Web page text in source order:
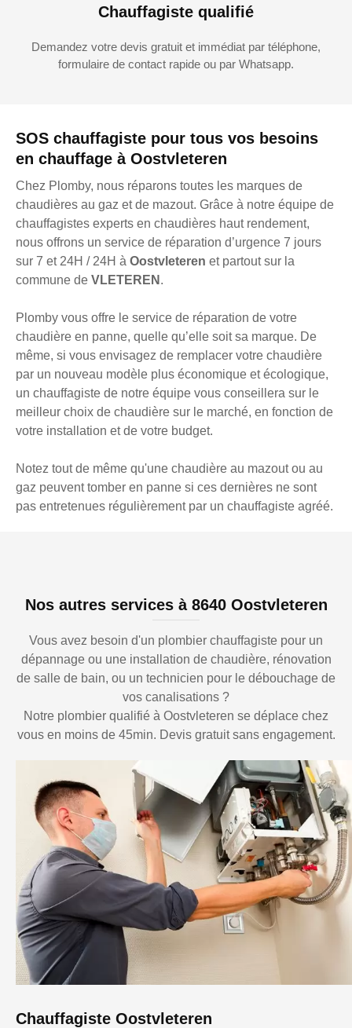
SOS chauffagiste pour tous vos besoins
en chauffage à Oostvleteren
Chez Plomby, nous réparons toutes les marques de
chaudières au gaz et de mazout. Grâce à notre équipe de
chauffagistes experts en chaudières haut rendement,
nous offrons un service de réparation d’urgence 7 jours
sur 7 et 24H / 24H à Oostvleteren et partout sur la
commune de VLETEREN .
Plomby vous offre le service de réparation de votre
chaudière en panne, quelle qu’elle soit sa marque. De
même, si vous envisagez de remplacer votre chaudière
par un nouveau modèle plus économique et écologique,
un chauffagiste de notre équipe vous conseillera sur le
meilleur choix de chaudière sur le marché, en fonction de
votre installation et de votre budget.
Notez tout de même qu'une chaudière au mazout ou au
gaz peuvent tomber en panne si ces dernières ne sont
pas entretenues régulièrement par un chauffagiste agréé.
Chauffagiste qualifié
Demandez votre devis gratuit et immédiat par téléphone,
formulaire de contact rapide ou par Whatsapp.
Nos autres services à 8640 Oostvleteren
Vous avez besoin d'un plombier chauffagiste pour un
dépannage ou une installation de chaudière, rénovation
de salle de bain, ou un technicien pour le débouchage de
vos canalisations ?
Notre plombier qualifié à Oostvleteren se déplace chez
vous en moins de 45min. Devis gratuit sans engagement.
Chauffagiste Oostvleteren